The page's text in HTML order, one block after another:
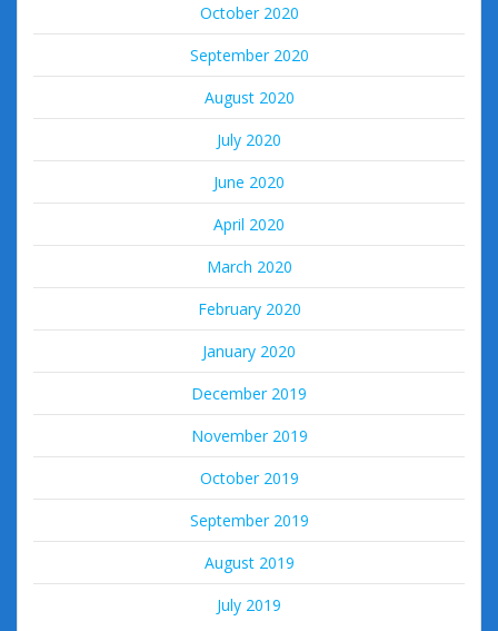
October 2020
September 2020
August 2020
July 2020
June 2020
April 2020
March 2020
February 2020
January 2020
December 2019
November 2019
October 2019
September 2019
August 2019
July 2019